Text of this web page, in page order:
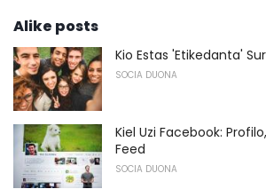
Alike posts
Kio Estas 'Etikedanta'
SOCIA DUONA
Kiel Uzi Facebook:
Feed
SOCIA DUONA